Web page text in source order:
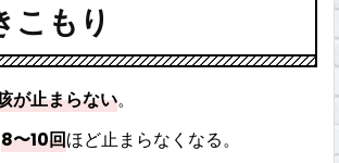
こもり
が止まらない。
8〜10回ほど止まらなくなる。